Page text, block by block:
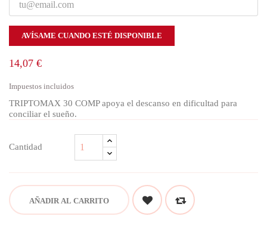
AVÍSAME CUANDO ESTÉ DISPONIBLE
14,07 €
Impuestos incluidos
TRIPTOMAX 30 COMP apoya el descanso en dificultad para
conciliar el sueño.
Cantidad
AÑADIR AL CARRITO